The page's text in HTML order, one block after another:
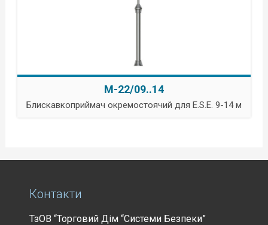
М-22/09..14
Блискавкоприймач окремостоячий для E.S.E. 9-14 м
Контакти
ТзОВ “Торговий Дім “Системи Безпеки”